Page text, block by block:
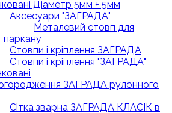
Діаметр 5мм + 5мм
Аксесуари "ЗАГРАДА"
Металевий стовп для
паркану
Стовпи і кріплення ЗАГРАДА
Стовпи і кріплення "ЗАГРАДА"
ЗАГРАДА рулонного
Сітка зварна ЗАГРАДА КЛАСІК в